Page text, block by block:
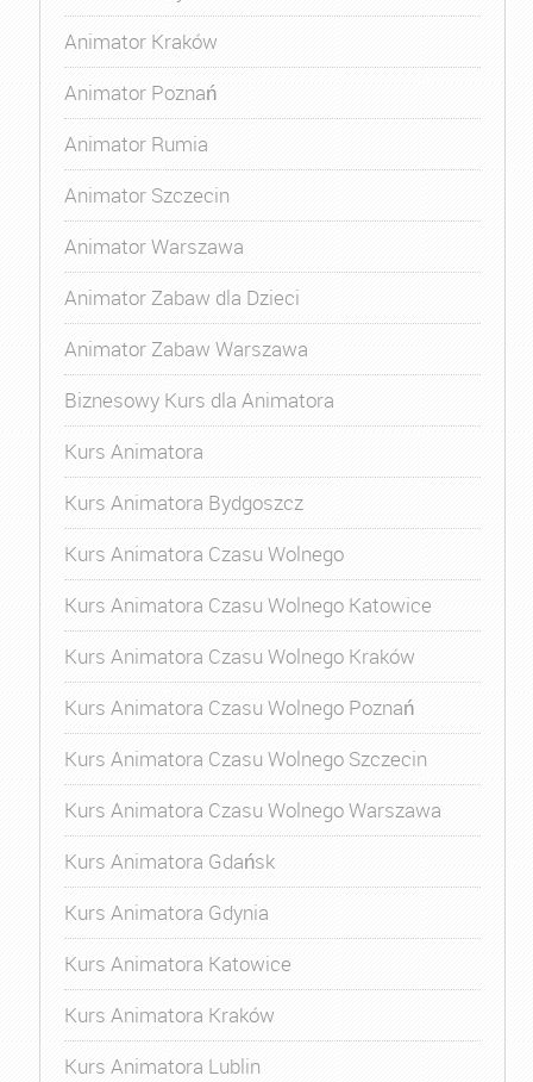
Animator Kraków
Animator Poznań
Animator Rumia
Animator Szczecin
Animator Warszawa
Animator Zabaw dla Dzieci
Animator Zabaw Warszawa
Biznesowy Kurs dla Animatora
Kurs Animatora
Kurs Animatora Bydgoszcz
Kurs Animatora Czasu Wolnego
Kurs Animatora Czasu Wolnego Katowice
Kurs Animatora Czasu Wolnego Kraków
Kurs Animatora Czasu Wolnego Poznań
Kurs Animatora Czasu Wolnego Szczecin
Kurs Animatora Czasu Wolnego Warszawa
Kurs Animatora Gdańsk
Kurs Animatora Gdynia
Kurs Animatora Katowice
Kurs Animatora Kraków
Kurs Animatora Lublin